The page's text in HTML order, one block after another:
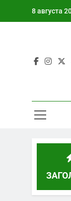
8 августа